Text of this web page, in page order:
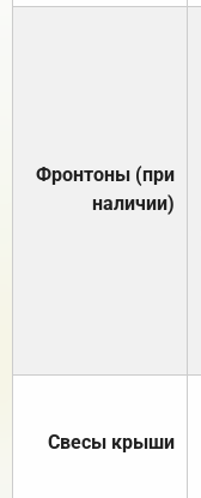
Фронтоны (при
наличии)
Свесы крыши